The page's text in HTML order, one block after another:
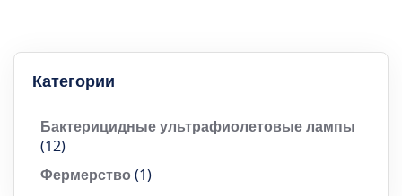
Категории
Бактерицидные ультрафиолетовые лампы
(12)
Фермерство (1)